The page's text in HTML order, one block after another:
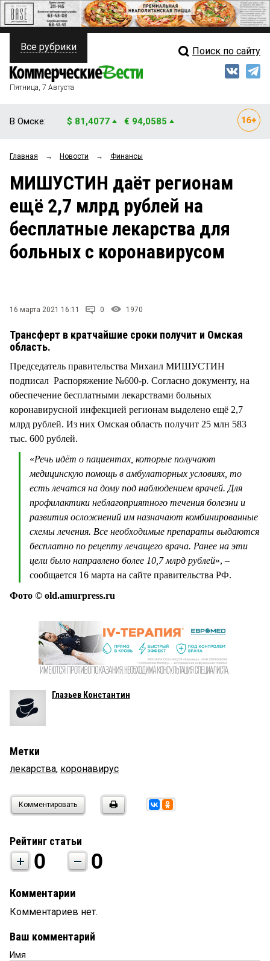
ПОЛИТИКА
ФИНАНСЫ
ОБЩЕСТВО
ЗАКОН
НОВОСТИ КОМПАНИЙ
Свежий выпуск
Рейтинги
Блоги
Архив
Все рубрики Поиск по сайту
Пятница, 7 Августа
В Омске: $ 81,4077 € 94,0585
Главная → Новости → Финансы
МИШУСТИН даёт регионам
ещё 2,7 млрд рублей на
бесплатные лекарства для
больных с коронавирусом
16 марта 2021 16:11 0 1970
Трансферт в кратчайшие сроки получит и Омская
область.
Председатель правительства Михаил МИШУСТИН
подписал Распоряжение №600-р. Согласно документу, на
обеспечение бесплатными лекарствами больных
коронавирусной инфекцией регионам выделено ещё 2,7
млрд рублей. Из них Омская область получит 25 млн 583
тыс. 600 рублей.
«Речь идёт о пациентах, которые получают
медицинскую помощь в амбулаторных условиях, то
есть лечатся на дому под наблюдением врачей. Для
профилактики неблагоприятного течения болезни и
развития осложнений им назначают комбинированные
схемы лечения. Все необходимые препараты выдаются
бесплатно по рецепту лечащего врача. Ранее на эти
цели было направлено более 10,7 млрд рублей», –
сообщается 16 марта на сайте правительства РФ.
Фото © оld.amurpress.ru
Глазьев Константин
Метки
лекарства, коронавирус
Комментировать
Рейтинг статьи
0 0
Комментарии
Комментариев нет.
Ваш комментарий
Имя